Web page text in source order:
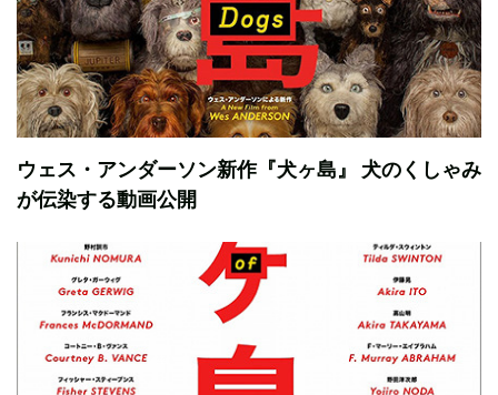
ウェス・アンダーソン新作『犬ヶ島』 犬のくしゃみ
が伝染する動画公開